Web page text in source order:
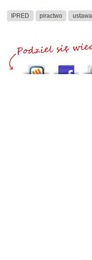
IPRED piractwo ustawa